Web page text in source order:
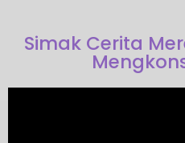
Simak Cerita